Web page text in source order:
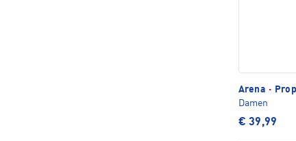
Arena ·
Damen
€ 39,99